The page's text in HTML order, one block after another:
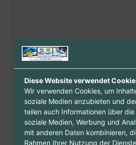
Diese Website verwendet
Wir verwenden Cookies, um
soziale Medien anzubieten und
teilen auch Informationen über
soziale Medien, Werbung und
mit anderen Daten kombinieren,
Rahmen Ihrer Nutzung der